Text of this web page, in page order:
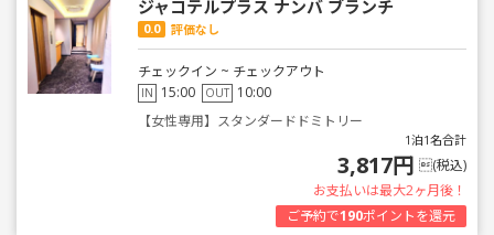
ジャコテルプラス ナンバ ブランチ
0.0 評価なし
チェックイン ~ チェックアウト
IN 15:00 OUT 10:00
【女性専用】スタンダードドミトリー
1泊1名合計
3,817円 (税込)
お支払いは最大2ヶ月後！
ご予約で190ポイントを還元